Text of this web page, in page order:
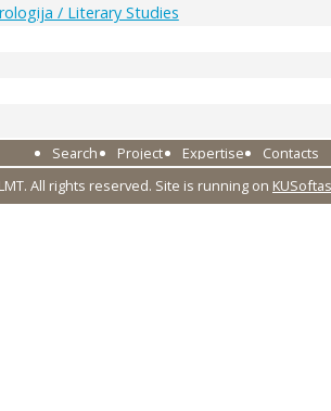
/ Literary Studies
Search Project Expertise
Contacts
All rights reserved. Site is running on